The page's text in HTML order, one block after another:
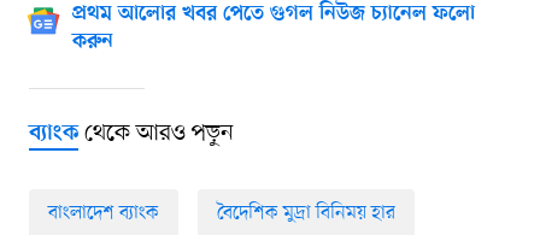
প্রথম আলোর খবর পেতে গুগল নিউজ চ্যানেল ফলো
করুন
ব্যাংকথেকে আরও পড়ুন
বাংলাদেশ ব্যাংক বৈদেশিক মুদ্রা বিনিময় হার